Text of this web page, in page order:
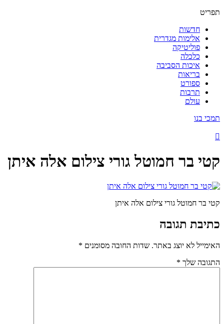
תפריט
חדשות
אלימות מגדרית
פוליטיקה
כלכלה
איכות הסביבה
בריאות
ספורט
תרבות
עולם
תמכי בנו
קטי בר חמוטל גורי צילום אלה איתן
קטי בר חמוטל גורי צילום אלה איתן
כתיבת תגובה
האימייל לא יוצג באתר. שדות החובה מסומנים *
התגובה שלך *